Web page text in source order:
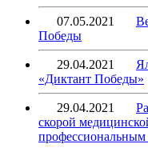
07.05.2021
Победы
29.04.2021
«Диктант Победы»
29.04.2021
скорой
профессиональным